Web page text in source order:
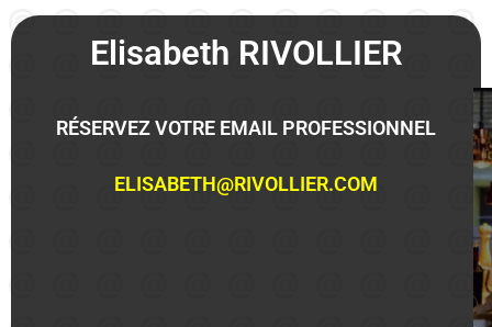
Elisabeth RIVOLLIER
RÉSERVEZ VOTRE EMAIL PROFESSIONNEL
ELISABETH@RIVOLLIER.COM